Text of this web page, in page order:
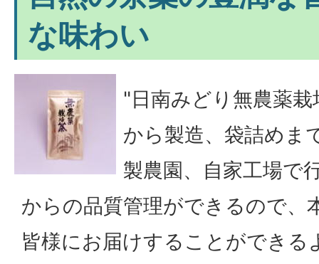
な味わい
"日南みどり無農薬
から製造、袋詰めま
製農園、自家工場で
からの品質管理ができるので、
皆様にお届けすることができる